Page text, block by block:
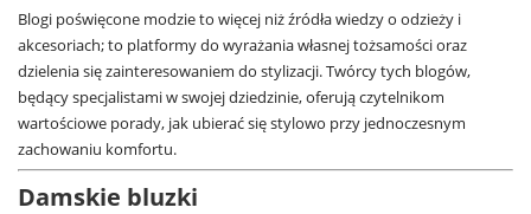
Blogi poświęcone modzie to więcej niż źródła wiedzy o odzieży i
akcesoriach; to platformy do wyrażania własnej tożsamości oraz
dzielenia się zainteresowaniem do stylizacji. Twórcy tych blogów,
będący specjalistami w swojej dziedzinie, oferują czytelnikom
wartościowe porady, jak ubierać się stylowo przy jednoczesnym
zachowaniu komfortu.
Damskie bluzki